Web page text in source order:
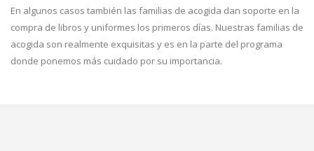
En algunos casos también las familias de acogida dan soporte en la
compra de libros y uniformes los primeros días. Nuestras familias de
acogida son realmente exquisitas y es en la parte del programa
donde ponemos más cuidado por su importancia.